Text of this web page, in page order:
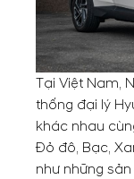
Tại Việt Nam,
thống đại lý
khác nhau
Đỏ đô, Bạc,
như những